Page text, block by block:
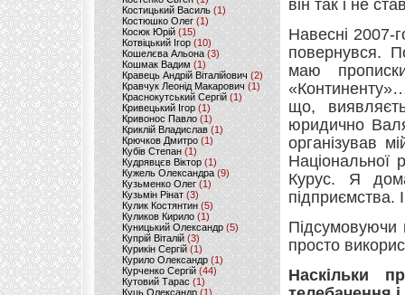
Костицький Василь (1)
Костюшко Олег (1)
Косюк Юрій (15)
Котвіцький Ігор (10)
Кошелєва Альона(3)
Кошмак Вадим (1)
Кравець Андрій Віталійович (2)
Кравчук Леонід Макарович (1)
Краснокутський Сергій (1)
Кривецький Ігор (1)
Кривонос Павло (1)
Криклій Владислав (1)
Крючков Дмитро(1)
Кубів Степан(1)
Кудрявцєв Віктор (1)
Кужель Олександра (9)
Кузьменко Олег (1)
Кузьмін Рінат(3)
Кулик Костянтин(5)
Куликов Кирило (1)
Куницький Олександр (5)
Купрій Віталій (3)
Курикін Сергій(1)
Курило Олександр (1)
Курченко Сергій (44)
Кутовий Тарас (1)
Куць Олександр (1)
він так і не
Навесні 2007-
повернувся.
маю
що,
юридично
організував
Національної
Курус. Я
підприємства.
Підсумовуючи
просто
Наскільки